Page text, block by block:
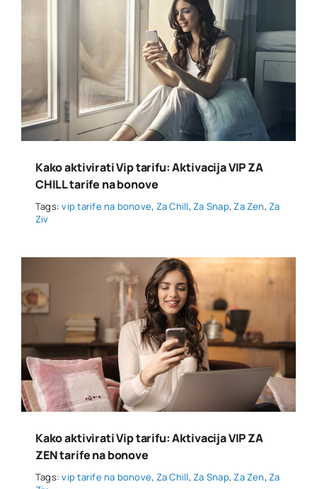
Kako aktivirati Vip tarifu: Aktivacija VIP ZA
CHILL tarife na bonove
Tags:vip tarife na bonove, Za Chill,Za Snap,Za Zen,Za
Ziv
Kako aktivirati Vip tarifu: Aktivacija VIP ZA
ZEN tarife na bonove
Tags:vip tarife na bonove, Za Chill,Za Snap,Za Zen,Za